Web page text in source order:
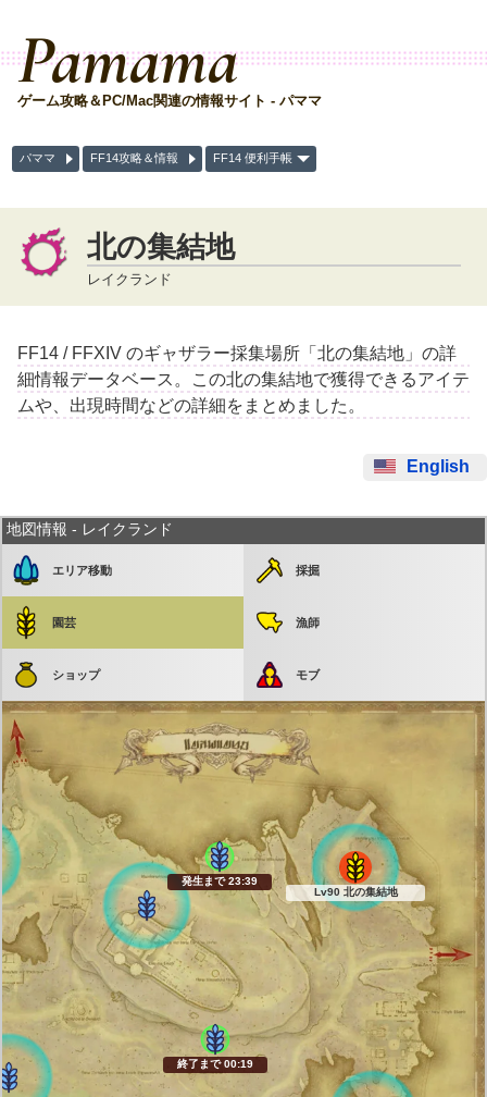
Pamama
ゲーム攻略＆PC/Mac関連の情報サイト - パママ
パママ FF14攻略＆情報 FF14 便利手帳
北の集結地
レイクランド
FF14 / FFXIV のギャザラー採集場所「北の集結地」の詳
細情報データベース。この北の集結地で獲得できるアイテ
ムや、出現時間などの詳細をまとめました。
English
地図情報 - レイクランド
エリア移動 採掘
園芸 漁師
ショップ モブ
Lv90 北の集結地
終了まで 00:18
発生まで 23:38